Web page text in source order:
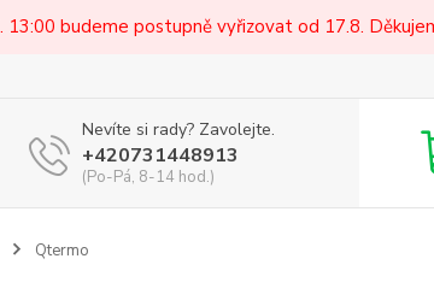
13:00 budeme postupně vyřizovat od 17.8.
Nevíte si rady? Zavolejte.
+420731448913
(Po-Pá, 8-14 hod.)
Qtermo